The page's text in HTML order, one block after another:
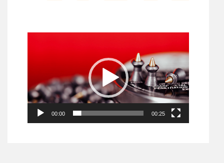
00:00 00:25